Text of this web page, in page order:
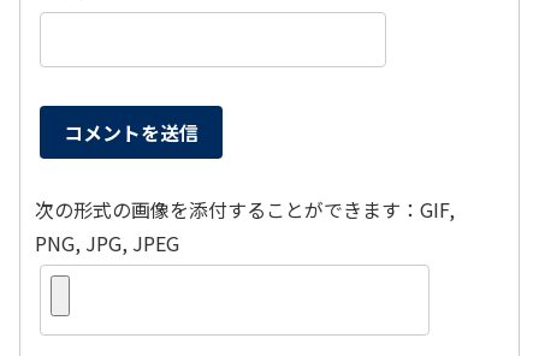
次の形式の画像を添付することができます：GIF,
PNG, JPG, JPEG